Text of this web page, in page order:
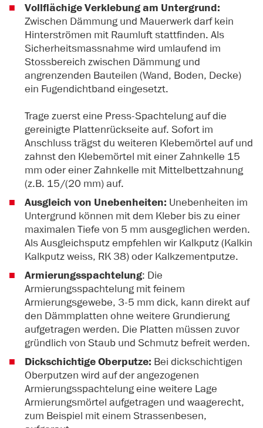
Vollflächige Verklebung am Untergrund:
Zwischen Dämmung und Mauerwerk darf kein
Hinterströmen mit Raumluft stattfinden. Als
Sicherheitsmassnahme wird umlaufend im
Stossbereich zwischen Dämmung und
angrenzenden Bauteilen (Wand, Boden, Decke)
ein Fugendichtband eingesetzt.
Trage zuerst eine Press-Spachtelung auf die
gereinigte Plattenrückseite auf. Sofort im
Anschluss trägst du weiteren Klebemörtel auf und
zahnst den Klebemörtel mit einer Zahnkelle 15
mm oder einer Zahnkelle mit Mittelbettzahnung
(z.B. 15/(20 mm) auf.
Ausgleich von Unebenheiten: Unebenheiten im
Untergrund können mit dem Kleber bis zu einer
maximalen Tiefe von 5 mm ausgeglichen werden.
Als Ausgleichsputz empfehlen wir Kalkputz (Kalkin
Kalkputz weiss, RK 38) oder Kalkzementputze.
Armierungsspachtelung: Die
Armierungsspachtelung mit feinem
Armierungsgewebe, 3-5 mm dick, kann direkt auf
den Dämmplatten ohne weitere Grundierung
aufgetragen werden. Die Platten müssen zuvor
gründlich von Staub und Schmutz befreit werden.
Dickschichtige Oberputze: Bei dickschichtigen
Oberputzen wird auf der angezogenen
Armierungsspachtelung eine weitere Lage
Armierungsmörtel aufgetragen und waagerecht,
zum Beispiel mit einem Strassenbesen,